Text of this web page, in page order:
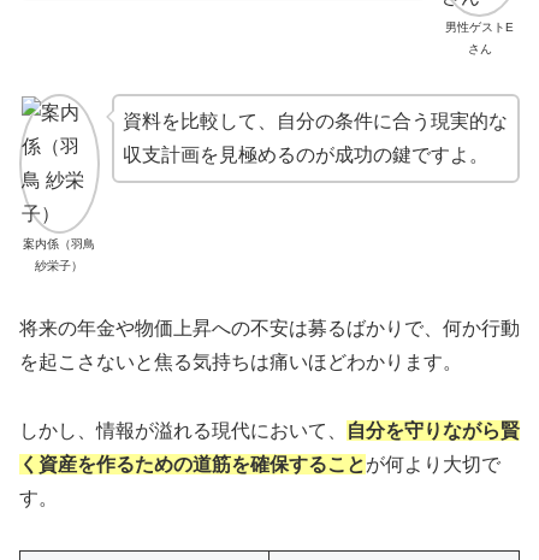
男性ゲストE
さん
案内係（羽鳥
紗栄子）
資料を比較して、自分の条件に合う現実的な
収支計画を見極めるのが成功の鍵ですよ。
将来の年金や物価上昇への不安は募るばかりで、何か行動
を起こさないと焦る気持ちは痛いほどわかります。
しかし、情報が溢れる現代において、
自分を守りながら賢
く資産を作るための道筋を確保することが何より大切で
す。